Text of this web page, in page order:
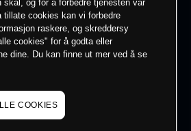
og for å forbedre tjenesten vår
tillate cookies kan vi forbedre
raskere, og skreddersy
cookies" for å godta eller
dine. Du kan finne ut mer ved å se
COOKIES